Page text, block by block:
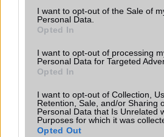
consent section.
I want to opt-out of the Sale of
Personal Data.
Opted In
I want to opt-out of processing
Personal Data for Targeted
Opted In
I want to opt-out of Collection,
Retention, Sale, and/or Sharing
Personal Data that Is Unrelated
Purposes for which it was
Opted Out
Mennyibe kerül
Keressen a telefonboltok ajánlatai között!
TELEFONOK GYORSLISTA